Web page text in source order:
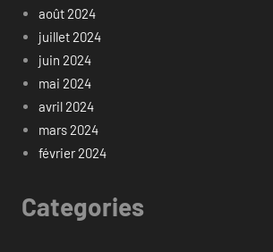
août 2024
juillet 2024
juin 2024
mai 2024
avril 2024
mars 2024
février 2024
Categories